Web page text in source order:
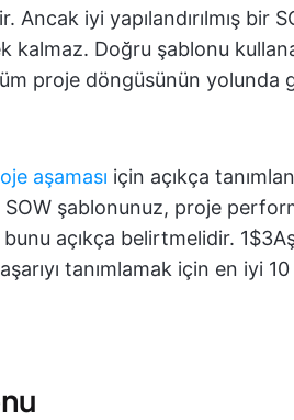
Ancak iyi yapılandırılmış bir
kalmaz. Doğru şablonu
proje döngüsünün yolunda
aşaması için açıkça
şablonunuz, proje
açıkça belirtmelidir.
tanımlamak için en iyi 10